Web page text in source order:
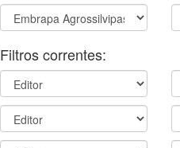
Filtros correntes: